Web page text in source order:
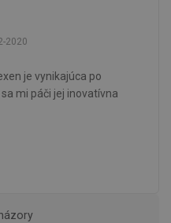
2020
je vynikajúca po
mi páči jej inovatívna